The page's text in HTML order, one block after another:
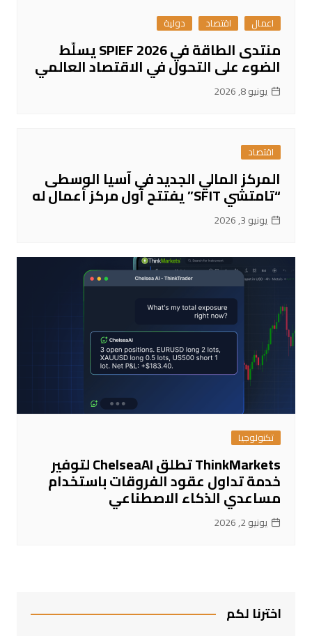
اعمال اقتصاد دولية
منتدى الطاقة في SPIEF 2026 يسلّط
الضوء على التحول في الاقتصاد العالمي
يونيو 8, 2026
اقتصاد
المركز المالي الجديد في آسيا الوسطى
“تامتشي SFIT” يفتتح أول مركز أعمال له
يونيو 3, 2026
تكنولوجيا
ThinkMarkets تطلق ChelseaAI لتوفير
خدمة تداول عقود الفروقات باستخدام
مساعدي الذكاء الاصطناعي
يونيو 2, 2026
اخترنا لكم